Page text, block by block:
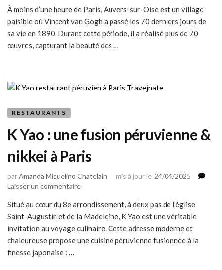
sur-
Oise
:
que
dernière
​À moins d’une heure de Paris, Auvers-sur-Oise est un village
paisible où Vincent van Gogh a passé les 70 derniers jours de
sa vie en 1890. Durant cette période, il a réalisé plus de 70
œuvres, capturant la beauté des …
RESTAURANTS
K Yao : une fusion péruvienne &
nikkei à Paris
parAmanda Miquelino Chatelain mis à jour le 24/04/2025
Laisser un commentairesur
Yao
:
une
fusion
Situé au cœur du 8e arrondissement, à deux pas de l’église
Saint-Augustin et de la Madeleine, K Yao est une véritable
invitation au voyage culinaire. Cette adresse moderne et
chaleureuse propose une cuisine péruvienne fusionnée à la
finesse japonaise : …